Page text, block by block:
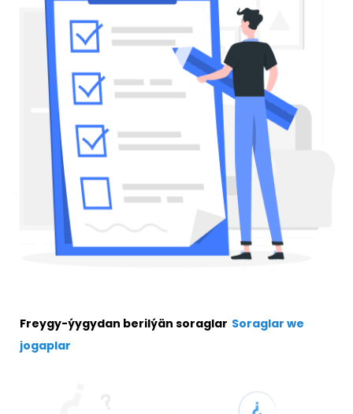
Freygy-ýygydan berilýän soraglar Soraglar we
jogaplar